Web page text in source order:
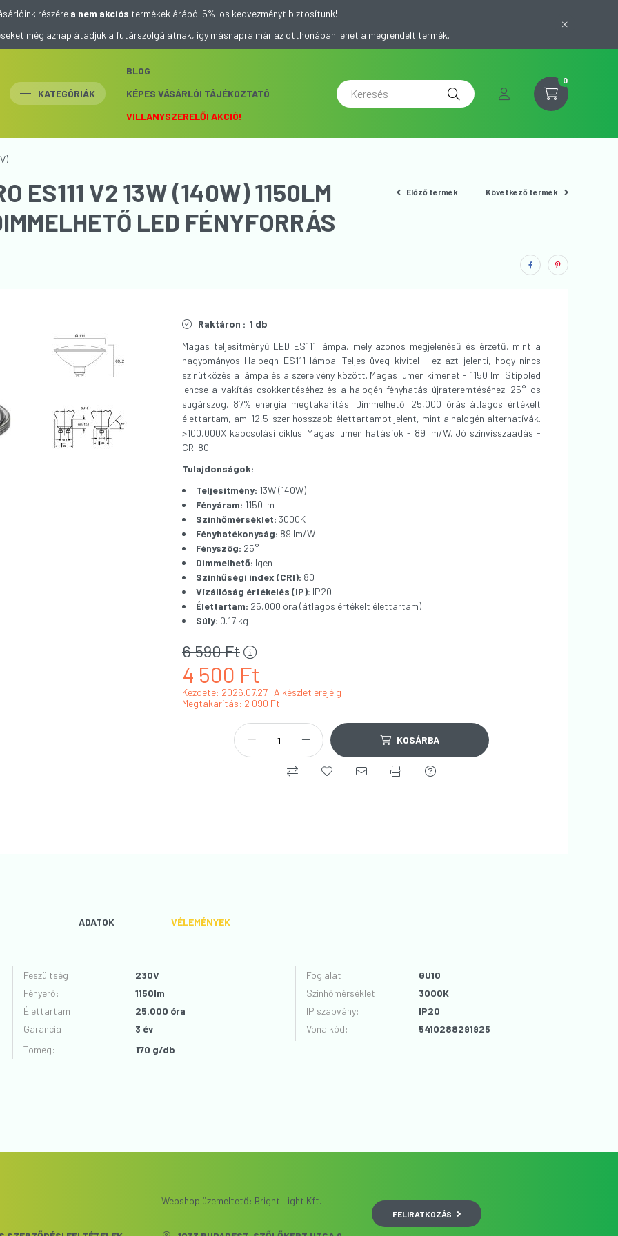
részére a nem akciós termékek árából 5%-os kedvezményt biztosítunk!
még aznap átadjuk a futárszolgálatnak, így másnapra már az otthonában lehet a megrendelt termék.
KATEGÓRIÁK
BLOG
KÉPES VÁSÁRLÓI TÁJÉKOZTATÓ
VILLANYSZERELŐI AKCIÓ!
0
Előző termék Következő termék
ES111 V2 13W (140W) 1150LM
LED FÉNYFORRÁS
Raktáron : 1 db
Magas teljesítményű LED ES111 lámpa, mely azonos megjelenésű és érzetű, mint a
hagyományos Haloegn ES111 lámpa. Teljes üveg kivitel - ez azt jelenti, hogy nincs
színütközés a lámpa és a szerelvény között. Magas lumen kimenet - 1150 lm. Stippled
lencse a vakítás csökkentéséhez és a halogén fényhatás újrateremtéséhez. 25°-os
sugárszög. 87% energia megtakarítás. Dimmelhető. 25,000 órás átlagos értékelt
élettartam, ami 12,5-szer hosszabb élettartamot jelent, mint a halogén alternatívák.
>100,000X kapcsolási ciklus. Magas lumen hatásfok - 89 lm/W. Jó színvisszaadás -
CRI 80.
Tulajdonságok:
Teljesítmény: 13W (140W)
Fényáram: 1150 lm
Színhőmérséklet: 3000K
Fényhatékonyság: 89 lm/W
Fényszög: 25°
Dimmelhető: Igen
Színhűségi index (CRI): 80
Vízállóság értékelés (IP): IP20
Élettartam: 25,000 óra (átlagos értékelt élettartam)
Súly: 0.17 kg
4 500 Ft
6 590Ft
Kezdete: 2026.07.27 A készlet erejéig
Megtakarítás 2 090 Ft
KOSÁRBA
ADATOK VÉLEMÉNYEK
Feszültség: 230V Foglalat:
GU10
Fényerő: 1150lm Színhőmérséklet:
3000K
Élettartam: 25.000 óra IP szabvány:
IP20
Garancia: 3 év Vonalkód:
5410288291925
Tömeg:
170 g/db
Webshop üzemeltető: Bright Light Kft.
FELIRATKOZÁS